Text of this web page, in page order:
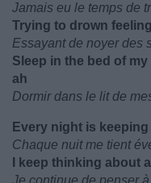
Jamais eu le temps de
Trying to drown
Essayant de noyer des
Sleep in the bed of
ah
Dormir dans le lit de
Every night is keeping
Chaque nuit me tient
I keep thinking about
Je continue de penser